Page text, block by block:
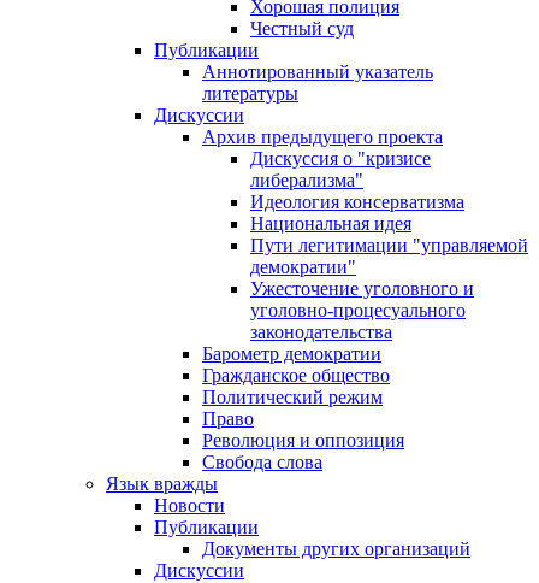
Хорошая полиция
Честный суд
Публикации
Аннотированный указатель
литературы
Дискуссии
Архив предыдущего проекта
Дискуссия о "кризисе
либерализма"
Идеология консерватизма
Национальная идея
Пути легитимации "управляемой
демократии"
Ужесточение уголовного и
уголовно-процесуального
законодательства
Барометр демократии
Гражданское общество
Политический режим
Право
Революция и оппозиция
Свобода слова
Язык вражды
Новости
Публикации
Документы других организаций
Дискуссии